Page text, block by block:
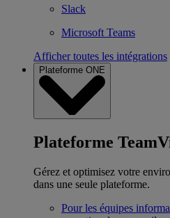
Slack
Microsoft Teams
Afficher toutes les intégrations
Plateforme ONE
Plateforme
Gérez et optimisez votre
dans une seule plateforme.
Pour les équipes